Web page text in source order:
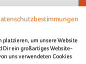
von
am B2Run
wir Dich,
platzieren, um unsere Website
Dir ein großartiges Website-
uns verwendeten Cookies